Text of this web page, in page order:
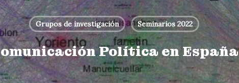
Grupos de investigación Seminarios 2022
Política en España